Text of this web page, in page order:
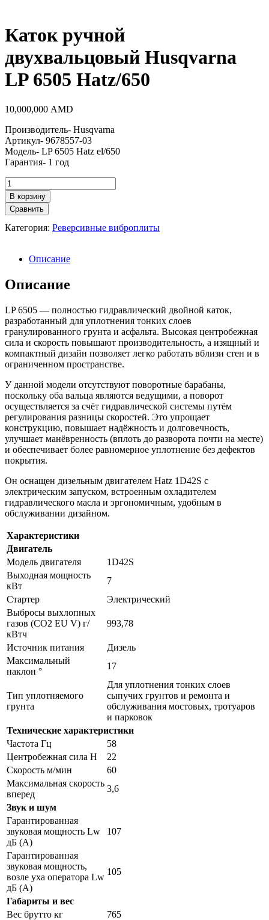
Каток ручной
двухвальцовый Husqvarna
LP 6505 Hatz/650
10,000,000 AMD
Производитель- Husqvarna
Артикул- 9678557-03
Модель- LP 6505 Hatz el/650
Гарантия- 1 год
Количество
товара
Каток
ручной
двухвальцовый
Husqvarna
6505
В корзину
Сравнить
Категория: Реверсивные виброплиты
Описание
Описание
LP 6505 — полностью гидравлический двойной каток,
разработанный для уплотнения тонких слоев
гранулированного грунта и асфальта. Высокая центробежная
сила и скорость повышают производительность, а изящный и
компактный дизайн позволяет легко работать вблизи стен и в
ограниченном пространстве.
У данной модели отсутствуют поворотные барабаны,
поскольку оба вальца являются ведущими, а поворот
осуществляется за счёт гидравлической системы путём
регулирования разницы скоростей. Это упрощает
конструкцию, повышает надёжность и долговечность,
улучшает манёвренность (вплоть до разворота почти на месте)
и обеспечивает более равномерное уплотнение без дефектов
покрытия.
Он оснащен дизельным двигателем Hatz 1D42S с
электрическим запуском, встроенным охладителем
гидравлического масла и эргономичным, удобным в
обслуживании дизайном.
Характеристики
Двигатель
Модель двигателя
1D42S
Выходная мощность
кВт
7
Стартер
Электрический
Выбросы выхлопных
газов (CO2 EU V) г/
кВтч
993,78
Источник питания
Дизель
Максимальный
наклон °
17
Тип уплотняемого
грунта
Для уплотнения тонких слоев
сыпучих грунтов и ремонта и
обслуживания мостовых, тротуаров
и парковок
Технические характеристики
Частота Гц
58
Центробежная сила Н
22
Скорость м/мин
60
Максимальная скорость
вперед
3,6
Звук и шум
Гарантированная
звуковая мощность Lw
дБ (А)
107
Гарантированная
звуковая мощность,
возле уха оператора Lw
дБ (А)
105
Габариты и вес
Вес брутто кг
765